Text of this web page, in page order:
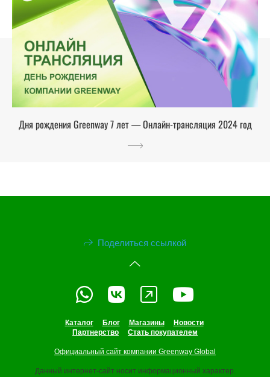
Дня рождения Greenway 7 лет — Онлайн-трансляция 2024 год
Поделиться ссылкой
Каталог Блог Магазины
Новости
Партнерство
Стать покупателем
Официальный сайт компании Greenway Global
Данный интернет-сайт носит информационный характер.